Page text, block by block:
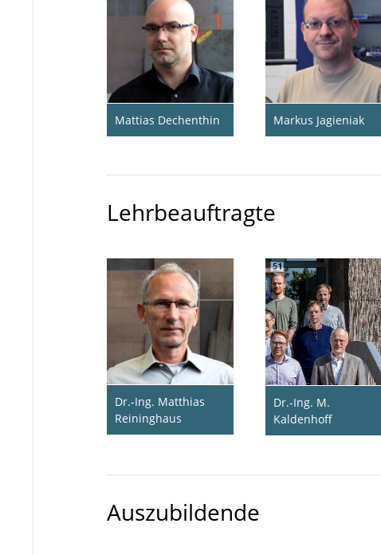
Mattias Dechenthin Markus Jagieniak
Lehrbeauftragte
Dr.-Ing. Matthias
Reininghaus
Dr.-Ing. M.
Kaldenhoff
Auszubildende